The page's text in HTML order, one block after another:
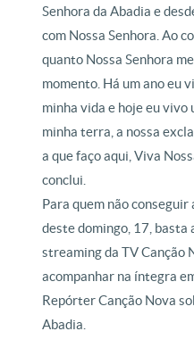
Senhora da Abadia e
com Nossa Senhora. Ao
quanto Nossa Senhora
momento. Há um ano eu
minha vida e hoje eu vivo
minha terra, a nossa
a que faço aqui, Viva
conclui.
Para quem não
deste domingo, 17, basta
streaming da TV Canção
acompanhar na íntegra
Repórter Canção Nova
Abadia.